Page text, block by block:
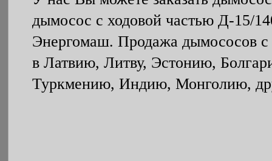
дымосос с ходовой частью Д-15/
Энергомаш. Продажа дымососов с
в Латвию, Литву, Эстонию,
Туркмению, Индию, Монголию,